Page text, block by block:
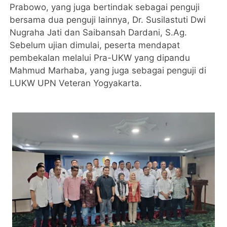
Prabowo, yang juga bertindak sebagai penguji
bersama dua penguji lainnya, Dr. Susilastuti Dwi
Nugraha Jati dan Saibansah Dardani, S.Ag.
Sebelum ujian dimulai, peserta mendapat
pembekalan melalui Pra-UKW yang dipandu
Mahmud Marhaba, yang juga sebagai penguji di
LUKW UPN Veteran Yogyakarta.